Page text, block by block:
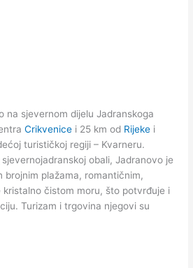
na sjevernom dijelu Jadranskoga
Crikvenice i 25 km od Rijeke i
turističkoj regiji – Kvarneru.
obali, Jadranovo je
brojnim plažama, romantičnim,
kristalno čistom moru, što potvrđuje i
Turizam i trgovina njegovi su